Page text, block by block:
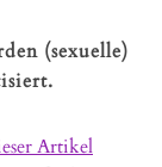
(sexuelle)
Artikel